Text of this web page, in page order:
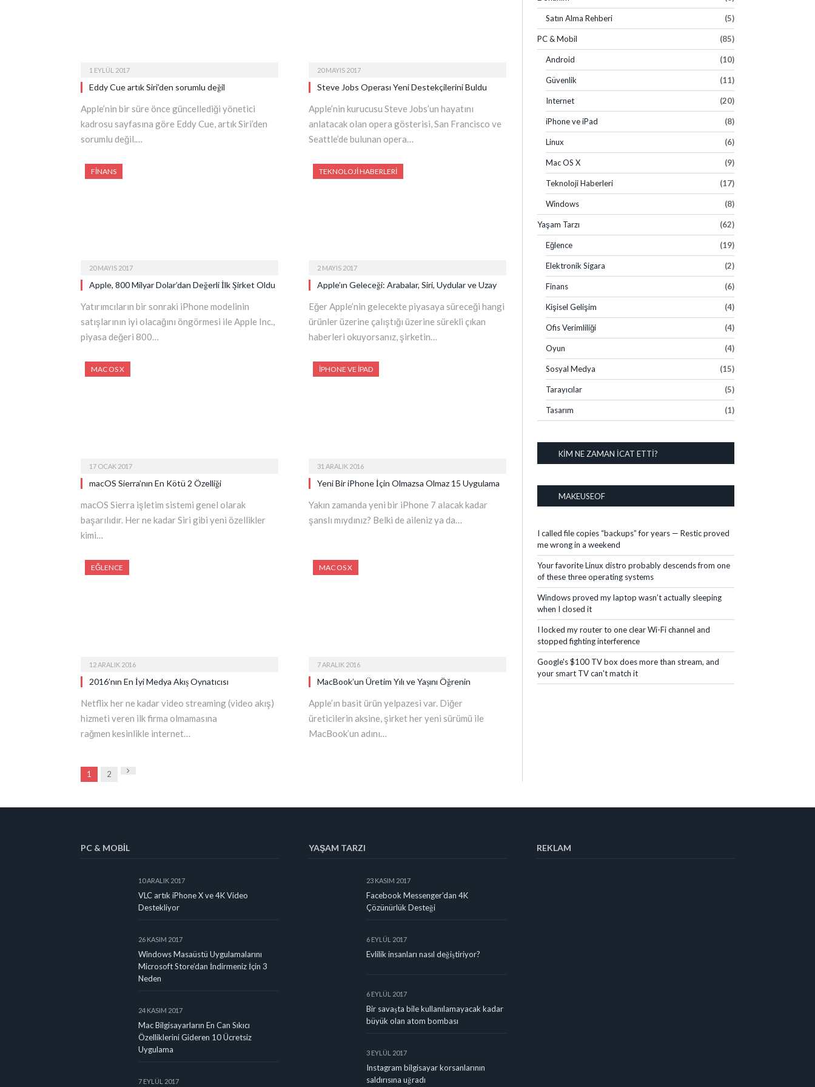
1 EYLÜL 2017
Eddy Cue artık Siri’den sorumlu değil
Apple’nin bir süre önce güncellediği yönetici
kadrosu sayfasına göre Eddy Cue, artık Siri’den
sorumlu değil.…
20 MAYIS 2017
Steve Jobs Operası Yeni Destekçilerini Buldu
Apple’nin kurucusu Steve Jobs’un hayatını
anlatacak olan opera gösterisi, San Francisco ve
Seattle’de bulunan opera…
FINANS
20 MAYIS 2017
Apple, 800 Milyar Dolar’dan Değerli İlk Şirket Oldu
Yatırımcıların bir sonraki iPhone modelinin
satışlarının iyi olacağını öngörmesi ile Apple Inc.,
piyasa değeri 800…
TEKNOLOJI HABERLERI
2 MAYIS 2017
Apple’ın Geleceği: Arabalar, Siri, Uydular ve Uzay
Eğer Apple’nin gelecekte piyasaya süreceği hangi
ürünler üzerine çalıştığı üzerine sürekli çıkan
haberleri okuyorsanız, şirketin…
MAC OS X
17 OCAK 2017
macOS Sierra’nın En Kötü 2 Özelliği
macOS Sierra işletim sistemi genel olarak
başarılıdır. Her ne kadar Siri gibi yeni özellikler
kimi…
IPHONE VE IPAD
31 ARALIK 2016
Yeni Bir iPhone İçin Olmazsa Olmaz 15 Uygulama
Yakın zamanda yeni bir iPhone 7 alacak kadar
şanslı mıydınız? Belki de aileniz ya da…
EĞLENCE
12 ARALIK 2016
2016’nın En İyi Medya Akış Oynatıcısı
Netflix her ne kadar video streaming (video akış)
hizmeti veren ilk firma olmamasına
rağmen kesinlikle internet…
MAC OS X
7 ARALIK 2016
MacBook’un Üretim Yılı ve Yaşını Öğrenin
Apple’ın basit ürün yelpazesi var. Diğer
üreticilerin aksine, şirket her yeni sürümü ile
MacBook’un adını…
1 2 Next
Satın Alma Rehberi (5)
PC & Mobil (85)
Android (10)
Güvenlik (11)
Internet (20)
iPhone ve iPad (8)
Linux (6)
Mac OS X (9)
Teknoloji Haberleri (17)
Windows (8)
Yaşam Tarzı (62)
Eğlence (19)
Elektronik Sigara (2)
Finans (6)
Kişisel Gelişim (4)
Ofis Verimliliği (4)
Oyun (4)
Sosyal Medya (15)
Tarayıcılar (5)
Tasarım (1)
KIM NE ZAMAN İCAT ETTI?
MAKEUSEOF
I called file copies “backups” for years — Restic proved
me wrong in a weekend
Your favorite Linux distro probably descends from one
of these three operating systems
Windows proved my laptop wasn’t actually sleeping
when I closed it
I locked my router to one clear Wi-Fi channel and
stopped fighting interference
Google's $100 TV box does more than stream, and
your smart TV can't match it
PC & MOBIL
10 ARALIK 2017
VLC artık iPhone X ve 4K Video
Destekliyor
26 KASIM 2017
Windows Masaüstü Uygulamalarını
Microsoft Store’dan İndirmeniz İçin 3
Neden
24 KASIM 2017
Mac Bilgisayarların En Can Sıkıcı
Özelliklerini Gideren 10 Ücretsiz
Uygulama
7 EYLÜL 2017
YAŞAM TARZI
23 KASIM 2017
Facebook Messenger’dan 4K
Çözünürlük Desteği
6 EYLÜL 2017
Evlilik insanları nasıl değiştiriyor?
6 EYLÜL 2017
Bir savaşta bile kullanılamayacak kadar
büyük olan atom bombası
3 EYLÜL 2017
Instagram bilgisayar korsanlarının
saldırısına uğradı
REKLAM